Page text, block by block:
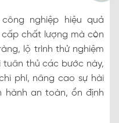
nghiệp hiệu quả
chất lượng mà còn
lộ trình thử nghiệm
tuân thủ các bước này,
phí, nâng cao sự hài
hành an toàn, ổn định